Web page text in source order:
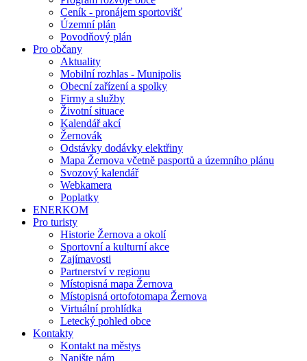
Ceník - pronájem sportovišť
Územní plán
Povodňový plán
Pro občany
Aktuality
Mobilní rozhlas - Munipolis
Obecní zařízení a spolky
Firmy a služby
Životní situace
Kalendář akcí
Žernovák
Odstávky dodávky elektřiny
Mapa Žernova včetně pasportů a územního plánu
Svozový kalendář
Webkamera
Poplatky
ENERKOM
Pro turisty
Historie Žernova a okolí
Sportovní a kulturní akce
Zajímavosti
Partnerství v regionu
Místopisná mapa Žernova
Místopisná ortofotomapa Žernova
Virtuální prohlídka
Letecký pohled obce
Kontakty
Kontakt na městys
Napište nám